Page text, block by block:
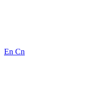
En Cn